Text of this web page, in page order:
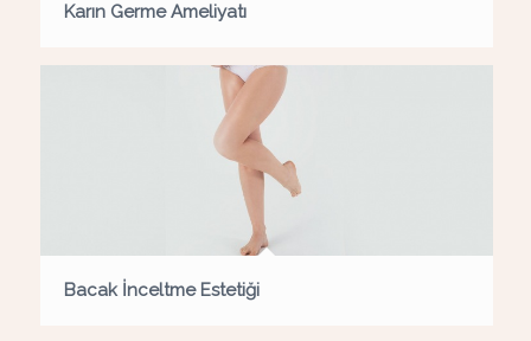
Karın Germe Ameliyatı
Bacak İnceltme Estetiği